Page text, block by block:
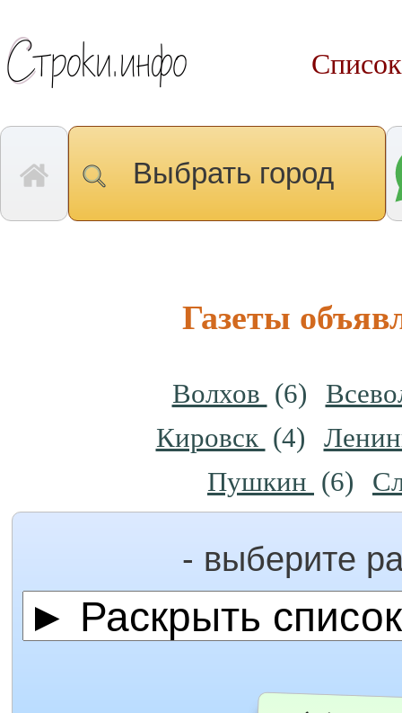
Выбрать город
Газеты
Волхов (6)
Кировск (4)
Пушкин (6)
- выберите